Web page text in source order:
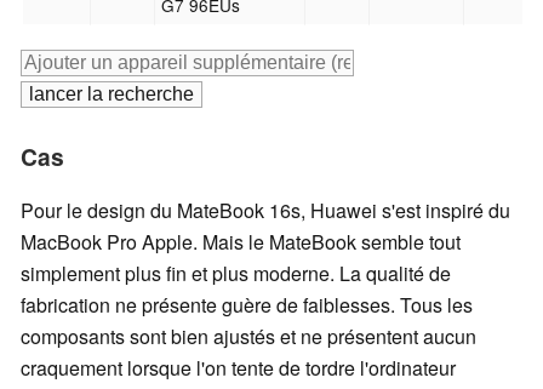
G7 96EUs
Cas
Pour le design du MateBook 16s, Huawei s'est inspiré du
MacBook Pro Apple. Mais le MateBook semble tout
simplement plus fin et plus moderne. La qualité de
fabrication ne présente guère de faiblesses. Tous les
composants sont bien ajustés et ne présentent aucun
craquement lorsque l'on tente de tordre l'ordinateur